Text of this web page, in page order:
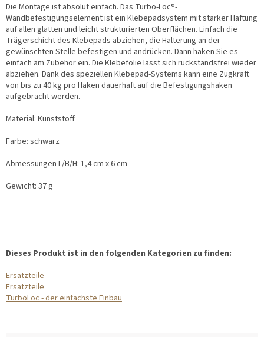
Die Montage ist absolut einfach. Das Turbo-Loc®-
Wandbefestigungselement ist ein Klebepadsystem mit starker Haftung
auf allen glatten und leicht strukturierten Oberflächen. Einfach die
Trägerschicht des Klebepads abziehen, die Halterung an der
gewünschten Stelle befestigen und andrücken. Dann haken Sie es
einfach am Zubehör ein. Die Klebefolie lässt sich rückstandsfrei wieder
abziehen. Dank des speziellen Klebepad-Systems kann eine Zugkraft
von bis zu 40 kg pro Haken dauerhaft auf die Befestigungshaken
aufgebracht werden.
Material: Kunststoff
Farbe: schwarz
Abmessungen L/B/H: 1,4 cm x 6 cm
Gewicht: 37 g
Dieses Produkt ist in den folgenden Kategorien zu finden:
Ersatzteile
Ersatzteile
TurboLoc - der einfachste Einbau